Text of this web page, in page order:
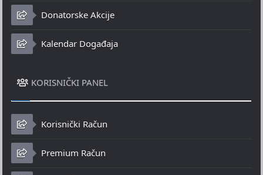
Donatorske Akcije
Kalendar Događaja
KORISNIČKI PANEL
Korisnički Račun
Premium Račun